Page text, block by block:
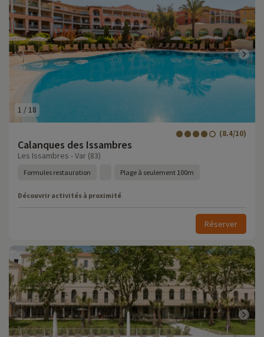
1 /18
Calanques des Issambres
(8.4/10)
Les Issambres - Var (83)
Formules restauration Plage à seulement 100m
Découvrir activités à proximité
Réserver